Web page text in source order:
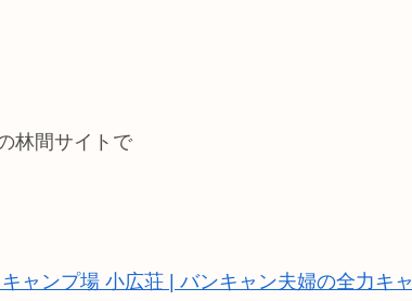
林間サイトで
ャンプ場 小広荘 | バンキャン夫婦の全力キャ